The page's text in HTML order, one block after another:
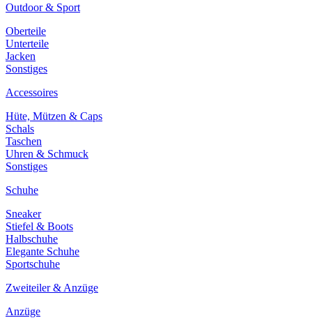
Outdoor & Sport
Oberteile
Unterteile
Jacken
Sonstiges
Accessoires
Hüte, Mützen & Caps
Schals
Taschen
Uhren & Schmuck
Sonstiges
Schuhe
Sneaker
Stiefel & Boots
Halbschuhe
Elegante Schuhe
Sportschuhe
Zweiteiler & Anzüge
Anzüge